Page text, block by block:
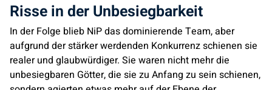
Risse in der Unbesiegbarkeit
In der Folge blieb NiP das dominierende Team, aber
aufgrund der stärker werdenden Konkurrenz schienen sie
realer und glaubwürdiger. Sie waren nicht mehr die
unbesiegbaren Götter, die sie zu Anfang zu sein schienen,